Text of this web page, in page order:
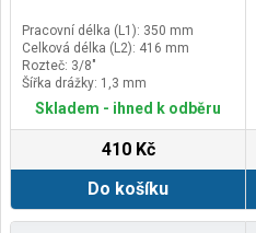
Pracovní délka (L1): 350 mm
Celková délka (L2): 416 mm
Rozteč: 3/8"
Šířka drážky: 1,3 mm
Skladem - ihned k odběru
410 Kč
Do košíku